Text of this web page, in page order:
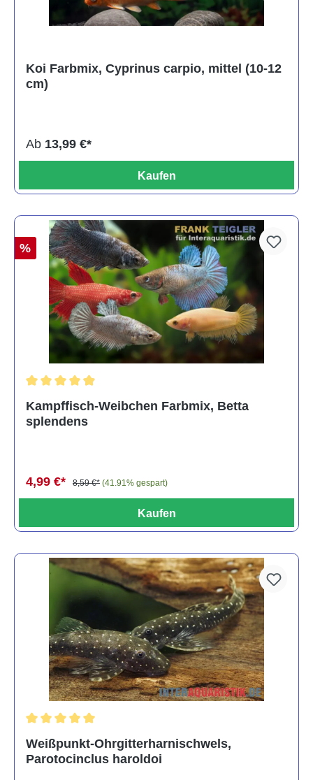
Koi Farbmix, Cyprinus carpio, mittel (10-12
cm)
Ab 13,99 €*
Kaufen
%
Kampffisch-Weibchen Farbmix, Betta
splendens
4,99 €* 8,59 €* (41.91% gespart)
Kaufen
Weißpunkt-Ohrgitterharnischwels,
Parotocinclus haroldoi